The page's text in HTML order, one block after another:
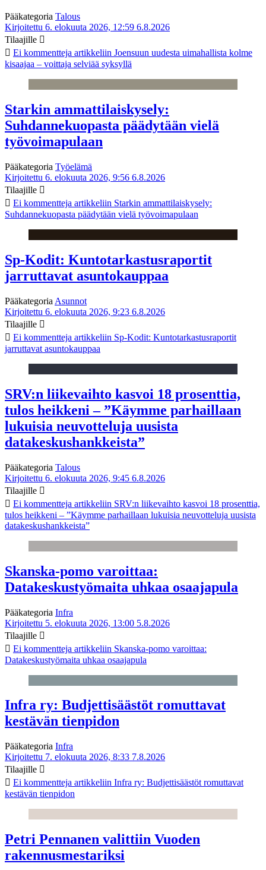
Pääkategoria Talous
Kirjoitettu 6. elokuuta 2026, 12:59 6.8.2026
Tilaajille
Ei kommentteja artikkeliin Joensuun uudesta uimahallista kolme
kisaajaa – voittaja selviää syksyllä
Starkin ammattilaiskysely:
Suhdannekuopasta päädytään vielä
työvoimapulaan
Pääkategoria Työelämä
Kirjoitettu 6. elokuuta 2026, 9:56 6.8.2026
Tilaajille
Ei kommentteja artikkeliin Starkin ammattilaiskysely:
Suhdannekuopasta päädytään vielä työvoimapulaan
Sp-Kodit: Kuntotarkastusraportit
jarruttavat asuntokauppaa
Pääkategoria Asunnot
Kirjoitettu 6. elokuuta 2026, 9:23 6.8.2026
Tilaajille
Ei kommentteja artikkeliin Sp-Kodit: Kuntotarkastusraportit
jarruttavat asuntokauppaa
SRV:n liikevaihto kasvoi 18 prosenttia,
tulos heikkeni – ”Käymme parhaillaan
lukuisia neuvotteluja uusista
datakeskushankkeista”
Pääkategoria Talous
Kirjoitettu 6. elokuuta 2026, 9:45 6.8.2026
Tilaajille
Ei kommentteja artikkeliin SRV:n liikevaihto kasvoi 18 prosenttia,
tulos heikkeni – ”Käymme parhaillaan lukuisia neuvotteluja uusista
datakeskushankkeista”
Skanska-pomo varoittaa:
Datakeskustyömaita uhkaa osaajapula
Pääkategoria Infra
Kirjoitettu 5. elokuuta 2026, 13:00 5.8.2026
Tilaajille
Ei kommentteja artikkeliin Skanska-pomo varoittaa:
Datakeskustyömaita uhkaa osaajapula
Infra ry: Budjettisäästöt romuttavat
kestävän tienpidon
Pääkategoria Infra
Kirjoitettu 7. elokuuta 2026, 8:33 7.8.2026
Tilaajille
Ei kommentteja artikkeliin Infra ry: Budjettisäästöt romuttavat
kestävän tienpidon
Petri Pennanen valittiin Vuoden
rakennusmestariksi